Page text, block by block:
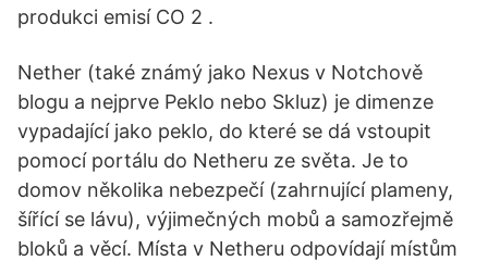
produkci emisí CO 2 .
Nether (také známý jako Nexus v Notchově
blogu a nejprve Peklo nebo Skluz) je dimenze
vypadající jako peklo, do které se dá vstoupit
pomocí portálu do Netheru ze světa. Je to
domov několika nebezpečí (zahrnující plameny,
šířící se lávu), výjimečných mobů a samozřejmě
bloků a věcí. Místa v Netheru odpovídají místům